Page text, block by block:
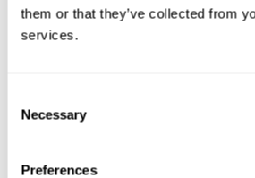
them or that they’ve collected from
services.
Selection
Necessary
Preferences